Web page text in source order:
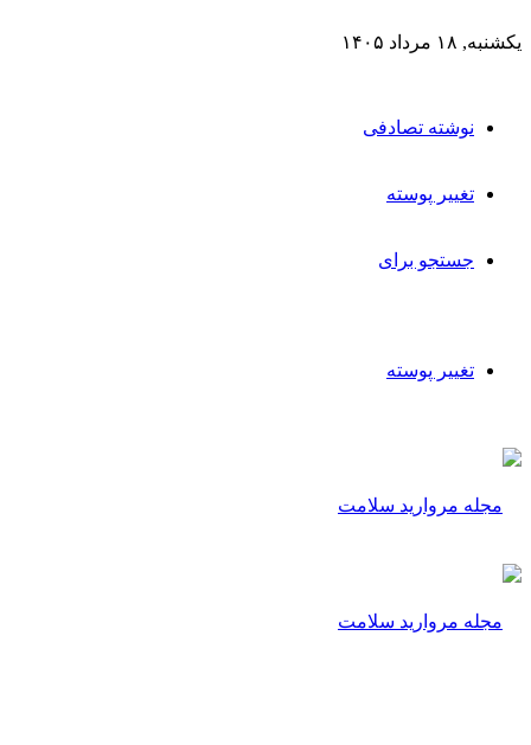
یکشنبه, ۱۸ مرداد ۱۴۰۵
نوشته تصادفی
تغییر پوسته
جستجو برای
تغییر پوسته